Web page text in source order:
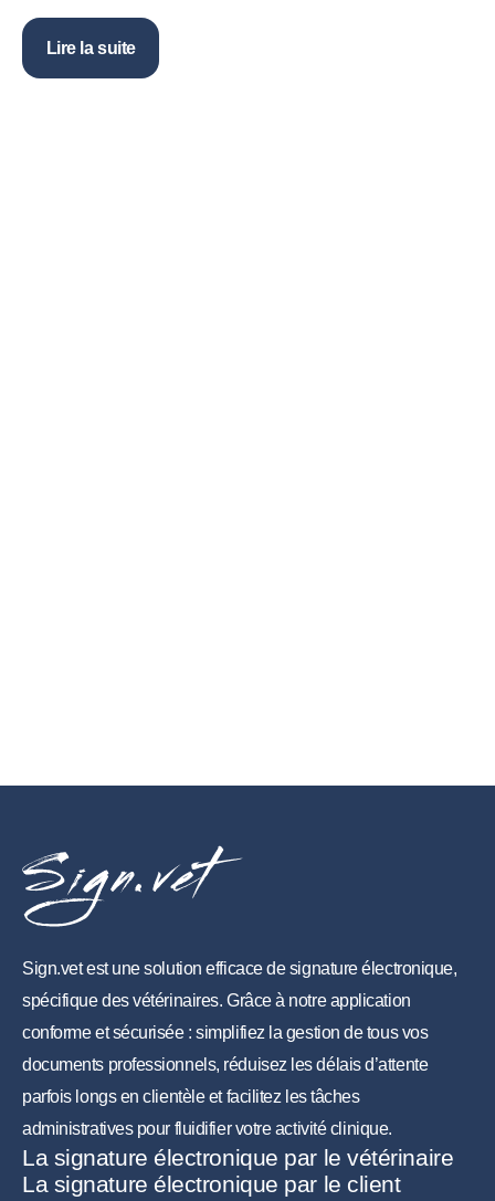
Lire la suite
Sign.vet est une solution efficace de signature électronique,
spécifique des vétérinaires. Grâce à notre application
conforme et sécurisée : simplifiez la gestion de tous vos
documents professionnels, réduisez les délais d’attente
parfois longs en clientèle et facilitez les tâches
administratives pour fluidifier votre activité clinique.
La signature électronique par le vétérinaire
La signature électronique par le client